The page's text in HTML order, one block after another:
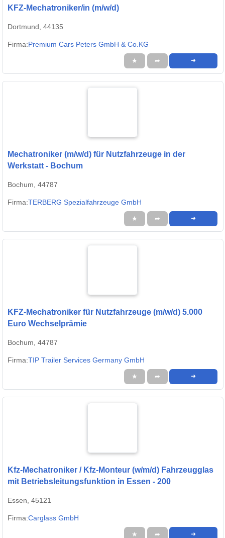
KFZ-Mechatroniker/in (m/w/d)
Dortmund, 44135
Firma:Premium Cars Peters GmbH & Co.KG
★ ➦ ➜
Mechatroniker (m/w/d) für Nutzfahrzeuge in der
Werkstatt - Bochum
Bochum, 44787
Firma:TERBERG Spezialfahrzeuge GmbH
★ ➦ ➜
KFZ-Mechatroniker für Nutzfahrzeuge (m/w/d) 5.000
Euro Wechselprämie
Bochum, 44787
Firma:TIP Trailer Services Germany GmbH
★ ➦ ➜
Kfz-Mechatroniker / Kfz-Monteur (w/m/d) Fahrzeugglas
mit Betriebsleitungsfunktion in Essen - 200
Essen, 45121
Firma:Carglass GmbH
★ ➦ ➜